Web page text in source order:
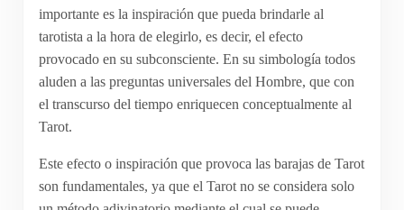
importante es la inspiración que pueda brindarle al
tarotista a la hora de elegirlo, es decir, el efecto
provocado en su subconsciente. En su simbología todos
aluden a las preguntas universales del Hombre, que con
el transcurso del tiempo enriquecen conceptualmente al
Tarot.
Este efecto o inspiración que provoca las barajas de Tarot
son fundamentales, ya que el Tarot no se considera solo